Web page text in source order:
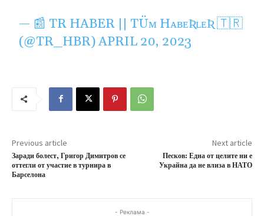
— 📰 TR HABER || TÜᴍ HᴀʙᴇƦʟᴇƦ 🇹🇷
(@TR_HBR)APRIL 20, 2023
Previous article
Заради болест, Григор Димитров се
оттегли от участие в турнира в
Барселона
Next article
Песков: Една от целите ни е
Украйна да не влиза в НАТО
- Реклама -